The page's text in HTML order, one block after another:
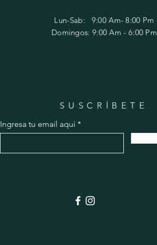
Lun-Sab: 9:00 Am- 8:00 Pm
​Domingos: 9:00 Am - 6:00 Pm
SUSCRÍBETE
Ingresa tu email aquí